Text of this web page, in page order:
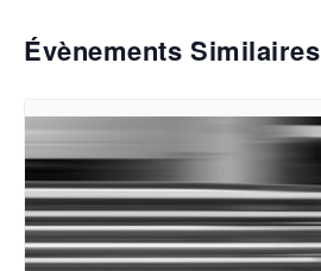
Évènements Similaires